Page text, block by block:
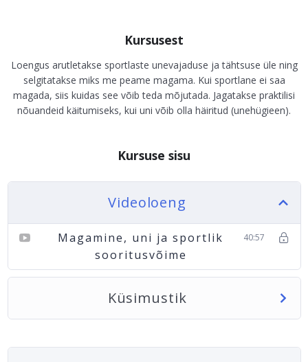
Kursusest
Loengus arutletakse sportlaste unevajaduse ja tähtsuse üle ning
selgitatakse miks me peame magama. Kui sportlane ei saa
magada, siis kuidas see võib teda mõjutada. Jagatakse praktilisi
nõuandeid käitumiseks, kui uni võib olla häiritud (unehügieen).
Kursuse sisu
Videoloeng
Magamine, uni ja sportlik
sooritusvõime
40:57
Küsimustik